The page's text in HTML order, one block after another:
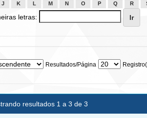
J K L M N O P Q R
letras:
Resultados/Página
resultados 1 a 3 de 3